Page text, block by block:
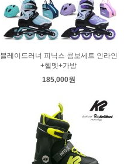
블레이드러너 피닉스 콤보세트 인라인
+헬멧+가방
185,000원